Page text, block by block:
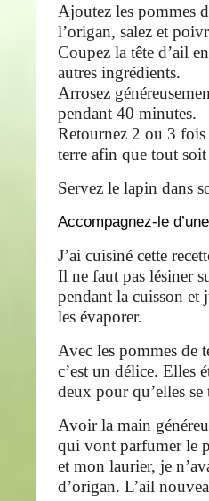
Ajoutez les pommes
l’origan, salez et
Coupez la tête d’ail
autres ingrédients.
Arrosez
pendant 40 minutes.
Retournez 2 ou 3 fois
terre afin que tout
Servez le lapin dans
Accompagnez-le
J’ai cuisiné cette
Il ne faut pas lésiner
pendant la cuisson et
les évaporer.
Avec les pommes de
c’est un délice. Elles
deux pour qu’elles
Avoir la main
qui vont parfumer le
et mon laurier, je
d’origan. L’ail